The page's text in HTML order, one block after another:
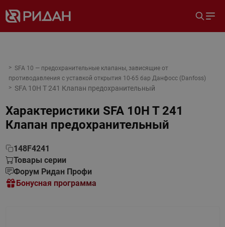
SFA 10 — предохранительные клапаны, зависящие от
противодавления с уставкой открытия 10-65 бар Данфосс (Danfoss)
SFA 10H T 241 Клапан предохранительный
Характеристики SFA 10H T 241
Клапан предохранительный
148F4241
Товары серии
Форум Ридан Профи
Бонусная программа